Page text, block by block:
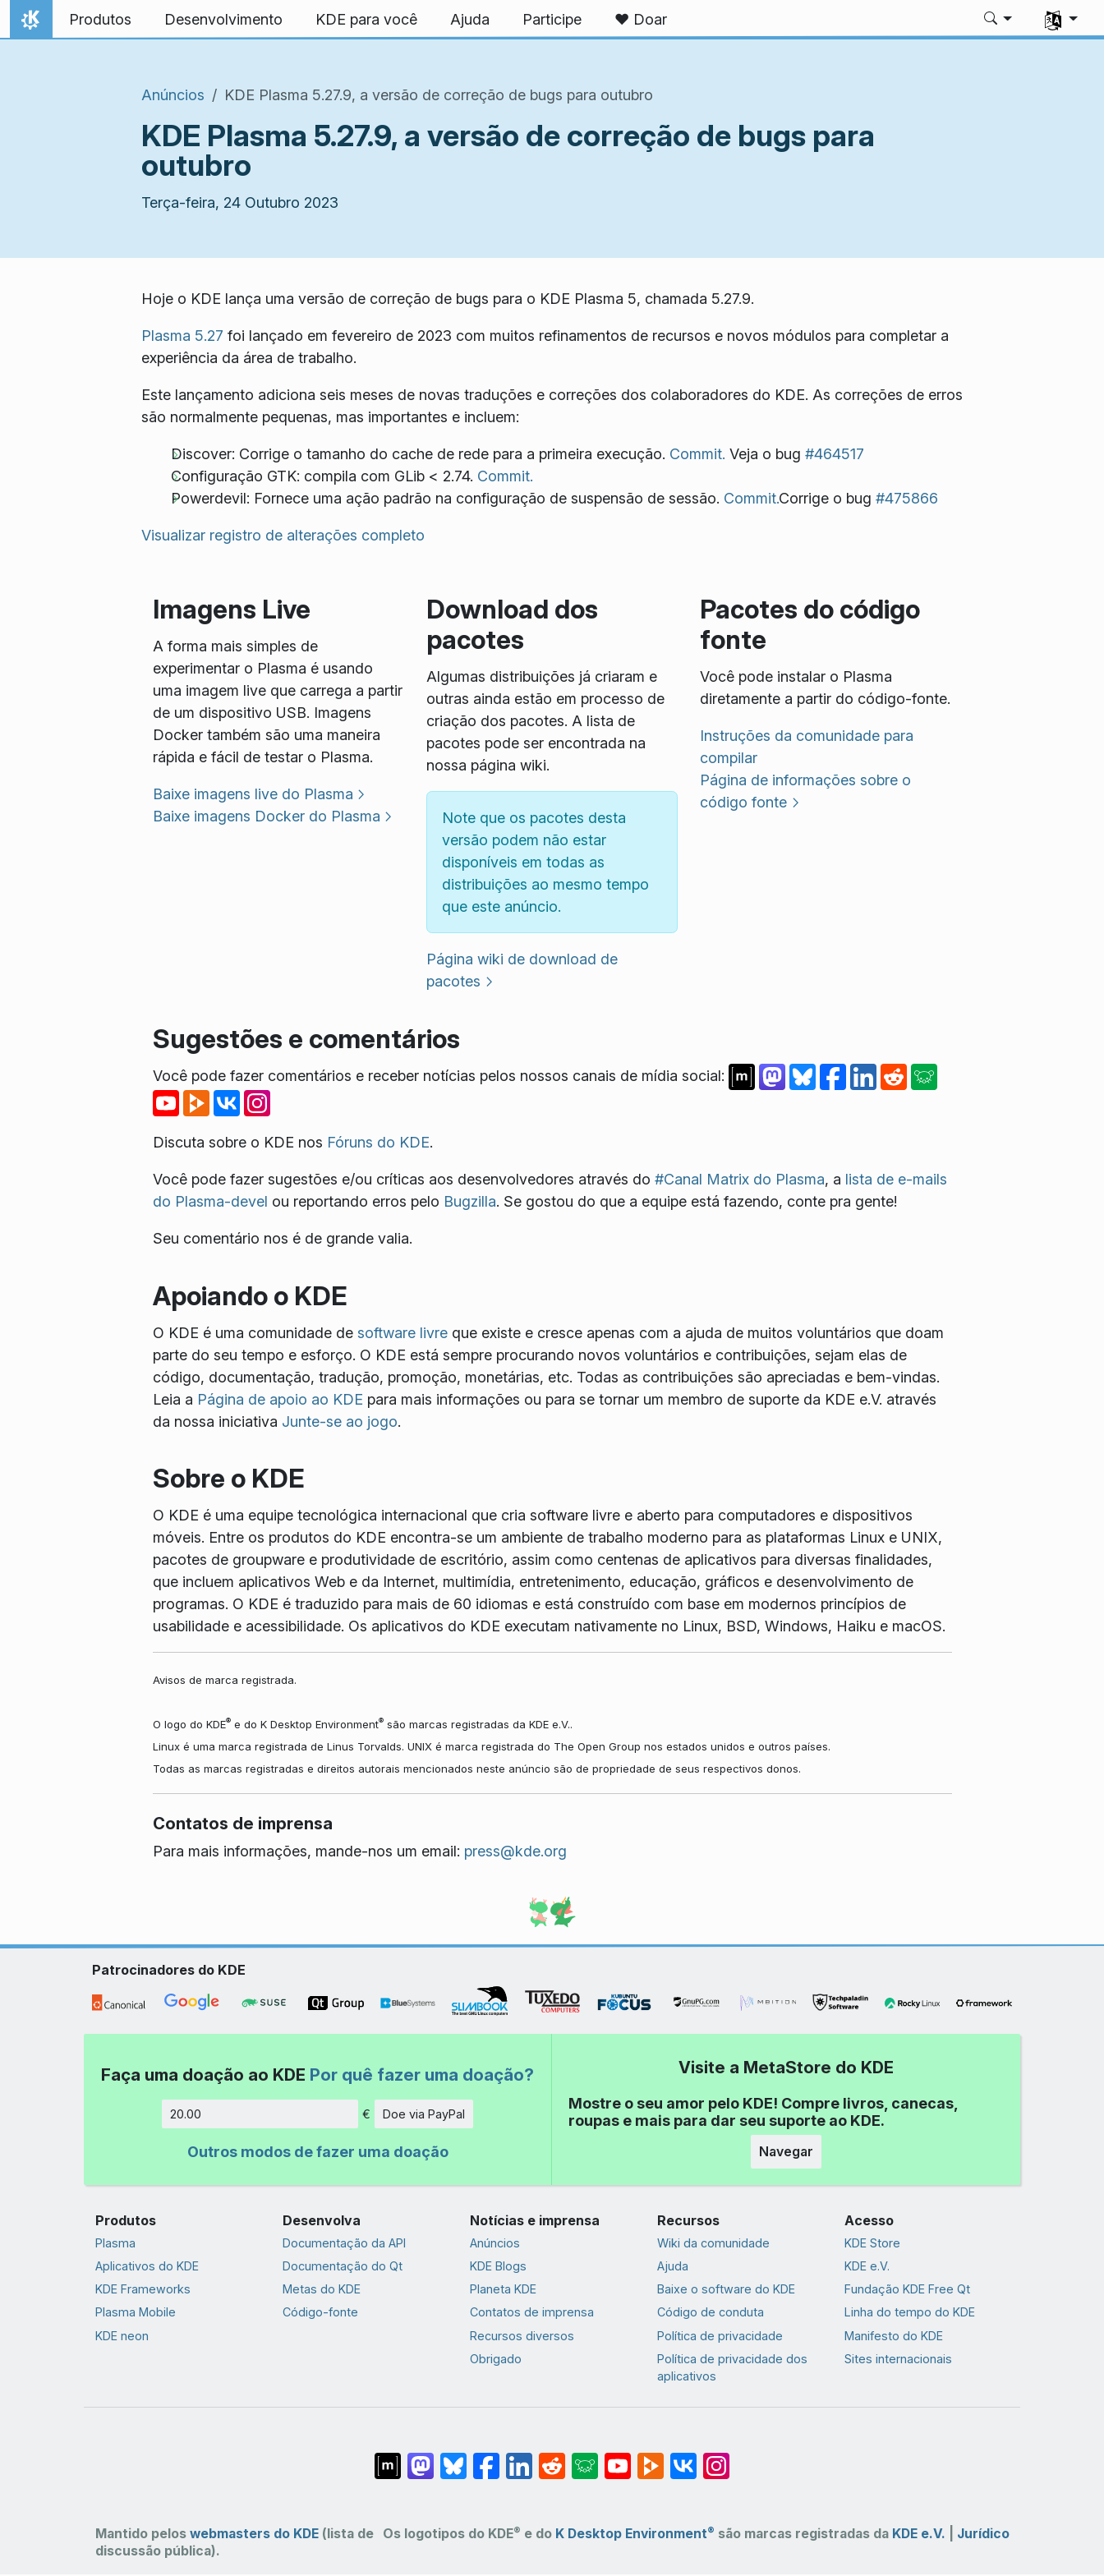
Ir para o conteúdo
Início
Produtos Desenvolvimento KDE para você Ajuda Participe ❤️ Doar
Selecione
Anúncios KDE Plasma 5.27.9, a versão de correção de bugs para outubro
KDE Plasma 5.27.9, a versão de correção de bugs para
outubro
Terça-feira, 24 Outubro 2023
Hoje o KDE lança uma versão de correção de bugs para o KDE Plasma 5, chamada 5.27.9.
Plasma 5.27 foi lançado em fevereiro de 2023 com muitos refinamentos de recursos e novos módulos para completar a
experiência da área de trabalho.
Este lançamento adiciona seis meses de novas traduções e correções dos colaboradores do KDE. As correções de erros
são normalmente pequenas, mas importantes e incluem:
Discover: Corrige o tamanho do cache de rede para a primeira execução. Commit. Veja o bug #464517
Configuração GTK: compila com GLib < 2.74. Commit.
Powerdevil: Fornece uma ação padrão na configuração de suspensão de sessão. Commit.Corrige o bug #475866
Visualizar registro de alterações completo
Imagens Live
A forma mais simples de
experimentar o Plasma é usando
uma imagem live que carrega a partir
de um dispositivo USB. Imagens
Docker também são uma maneira
rápida e fácil de testar o Plasma.
Baixe imagens live do Plasma
Baixe imagens Docker do Plasma
Download dos
pacotes
Algumas distribuições já criaram e
outras ainda estão em processo de
criação dos pacotes. A lista de
pacotes pode ser encontrada na
nossa página wiki.
Note que os pacotes desta
versão podem não estar
disponíveis em todas as
distribuições ao mesmo tempo
que este anúncio.
Página wiki de download de
pacotes
Pacotes do código
fonte
Você pode instalar o Plasma
diretamente a partir do código-fonte.
Instruções da comunidade para
compilar
Página de informações sobre o
código fonte
Sugestões e comentários
Você pode fazer comentários e receber notícias pelos nossos canais de mídia social:
Discuta sobre o KDE nos Fóruns do KDE.
Você pode fazer sugestões e/ou críticas aos desenvolvedores através do #Canal Matrix do Plasma, a lista de e-mails
do Plasma-devel ou reportando erros pelo Bugzilla. Se gostou do que a equipe está fazendo, conte pra gente!
Seu comentário nos é de grande valia.
Apoiando o KDE
O KDE é uma comunidade de software livreque existe e cresce apenas com a ajuda de muitos voluntários que doam
parte do seu tempo e esforço. O KDE está sempre procurando novos voluntários e contribuições, sejam elas de
código, documentação, tradução, promoção, monetárias, etc. Todas as contribuições são apreciadas e bem-vindas.
Leia a Página de apoio ao KDE para mais informações ou para se tornar um membro de suporte da KDE e.V. através
da nossa iniciativa Junte-se ao jogo.
Sobre o KDE
O KDE é uma equipe tecnológica internacional que cria software livre e aberto para computadores e dispositivos
móveis. Entre os produtos do KDE encontra-se um ambiente de trabalho moderno para as plataformas Linux e UNIX,
pacotes de groupware e produtividade de escritório, assim como centenas de aplicativos para diversas finalidades,
que incluem aplicativos Web e da Internet, multimídia, entretenimento, educação, gráficos e desenvolvimento de
programas. O KDE é traduzido para mais de 60 idiomas e está construído com base em modernos princípios de
usabilidade e acessibilidade. Os aplicativos do KDE executam nativamente no Linux, BSD, Windows, Haiku e macOS.
Avisos de marca registrada.
O logo do KDE®e do K Desktop Environment®são marcas registradas da KDE e.V..
Linux é uma marca registrada de Linus Torvalds. UNIX é marca registrada do The Open Group nos estados unidos e outros países.
Todas as marcas registradas e direitos autorais mencionados neste anúncio são de propriedade de seus respectivos donos.
Contatos de imprensa
Para mais informações, mande-nos um email: press@kde.org
Patrocinadores do KDE
Faça uma doação ao KDE Por quê fazer uma doação?
Quantidade
€ Doe via PayPal
Outros modos de fazer uma doação
Visite a MetaStore do KDE
Mostre o seu amor pelo KDE! Compre livros, canecas,
roupas e mais para dar seu suporte ao KDE.
Navegar
Produtos
Plasma
Aplicativos do KDE
KDE Frameworks
Plasma Mobile
KDE neon
Desenvolva
Documentação da API
Documentação do Qt
Metas do KDE
Código-fonte
Notícias e imprensa
Anúncios
KDE Blogs
Planeta KDE
Contatos de imprensa
Recursos diversos
Obrigado
Recursos
Wiki da comunidade
Ajuda
Baixe o software do KDE
Código de conduta
Política de privacidade
Política de privacidade dos
aplicativos
Acesso
KDE Store
KDE e.V.
Fundação KDE Free Qt
Linha do tempo do KDE
Manifesto do KDE
Sites internacionais
Mantido pelos webmasters do KDE(lista de
discussão pública).
Os logotipos do KDE® e do K Desktop Environment® são marcas registradas da KDE e.V. Jurídico